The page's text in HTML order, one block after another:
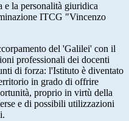
la personalità giuridica
ITCG "Vincenzo
del 'Galilei' con il
professionali dei docenti
di forza: l'Istituto è diventato
in grado di offrire
proprio in virtù della
e di possibili utilizzazioni